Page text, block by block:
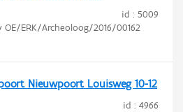
id : 5009
ERK/Archeoloog/2016/00162
Nieuwpoort Louisweg 10-12
id : 4966